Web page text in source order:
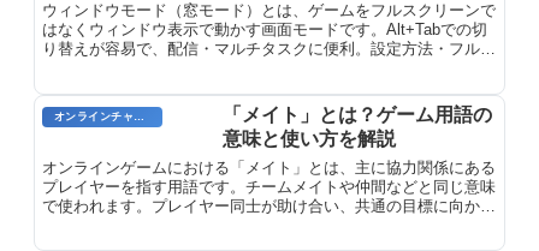
ウィンドウモード（窓モード）とは、ゲームをフルスクリーンで
はなくウィンドウ表示で動かす画面モードです。Alt+Tabでの切
り替えが容易で、配信・マルチタスクに便利。設定方法・フルス
「メイト」とは？ゲーム用語の
意味と使い方を解説
オンラインゲームにおける「メイト」とは、主に協力関係にある
プレイヤーを指す用語です。チームメイトや仲間などと同じ意味
で使われます。プレイヤー同士が助け合い、共通の目標に向かっ